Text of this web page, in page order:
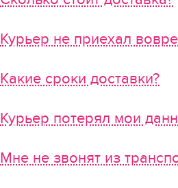
Курьер не приехал
Какие сроки доставки?
Курьер потерял мои
Мне не звонят из